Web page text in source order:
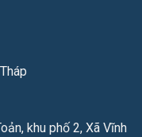
khu phố 2, Xã Vĩnh